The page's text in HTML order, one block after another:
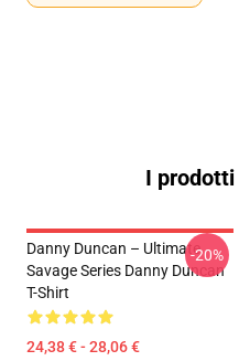
I
Danny Duncan – Ultimate
Savage Series Danny Duncan
T-Shirt
24,38 € - 28,06 €
-20%